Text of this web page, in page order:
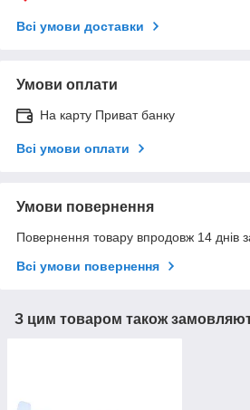
Всі умови доставки
Умови оплати
На карту Приват банку
Всі умови оплати
Умови повернення
Повернення товару впродовж 14 днів
Всі умови повернення
З цим товаром також